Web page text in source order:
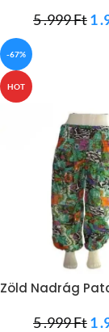
5 .999Ft1
-67%
HOT
Zöld Nadrág
5 .999Ft1